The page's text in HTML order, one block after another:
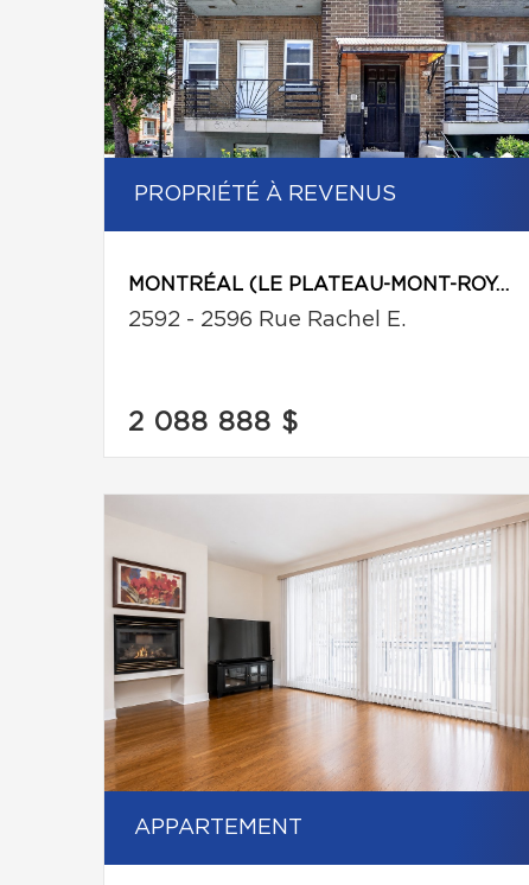
PROPRIÉTÉ À REVENUS
MONTRÉAL (LE PLATEAU-MONT-ROYAL)
2592 - 2596 Rue Rachel E.
2 088 888 $
APPARTEMENT